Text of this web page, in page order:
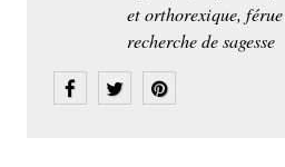
et orthorexique,
recherche de sagesse